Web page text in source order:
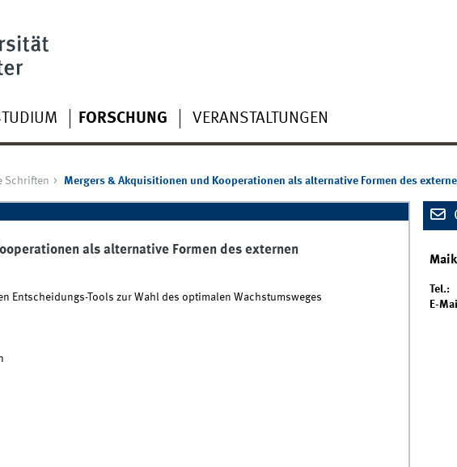
FORSCHUNG VERANSTALTUNGEN
Schriften Mergers & Akquisitionen und Kooperationen als alternative Formen des
als alternative Formen des externen
Entscheidungs-Tools zur Wahl des optimalen Wachstumsweges
Tel.:
E-